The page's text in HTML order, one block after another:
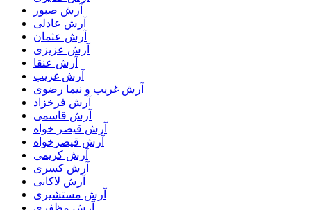
آرش صبور
آرش عادلی
آرش عثمان
آرش عزیزی
آرش عنقا
آرش غریب
آرش غریب و نیما رضوی
آرش فرخزاد
آرش قاسمی
آرش قیصر خواه
آرش قیصرخواه
آرش کریمی
آرش کسری
آرش لاکانی
آرش مستشیری